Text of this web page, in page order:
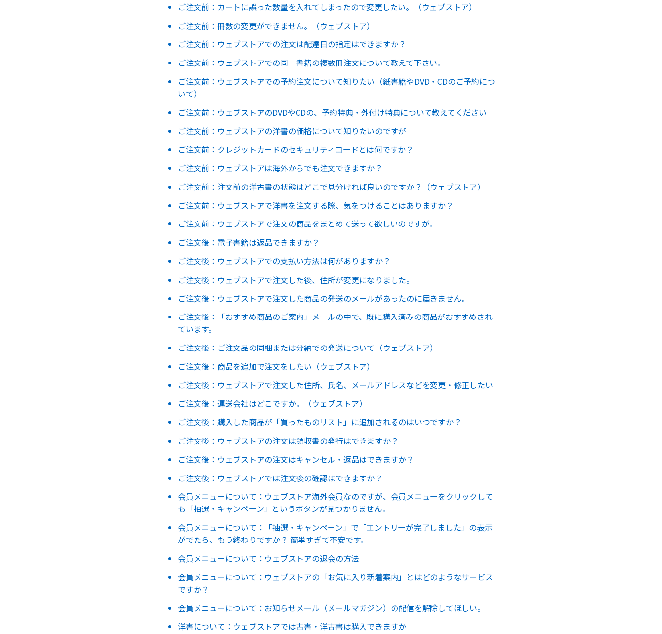
ご注文前：カートに誤った数量を入れてしまったので変更したい。（ウェブストア）
ご注文前：冊数の変更ができません。（ウェブストア）
ご注文前：ウェブストアでの注文は配達日の指定はできますか？
ご注文前：ウェブストアでの同一書籍の複数冊注文について教えて下さい。
ご注文前：ウェブストアでの予約注文について知りたい（紙書籍やDVD・CDのご予約につ
いて）
ご注文前：ウェブストアのDVDやCDの、予約特典・外付け特典について教えてください
ご注文前：ウェブストアの洋書の価格について知りたいのですが
ご注文前：クレジットカードのセキュリティコードとは何ですか？
ご注文前：ウェブストアは海外からでも注文できますか？
ご注文前：注文前の洋古書の状態はどこで見分ければ良いのですか？（ウェブストア）
ご注文前：ウェブストアで洋書を注文する際、気をつけることはありますか？
ご注文前：ウェブストアで注文の商品をまとめて送って欲しいのですが。
ご注文後：電子書籍は返品できますか？
ご注文後：ウェブストアでの支払い方法は何がありますか？
ご注文後：ウェブストアで注文した後、住所が変更になりました。
ご注文後：ウェブストアで注文した商品の発送のメールがあったのに届きません。
ご注文後：「おすすめ商品のご案内」メールの中で、既に購入済みの商品がおすすめされ
ています。
ご注文後：ご注文品の同梱または分納での発送について（ウェブストア）
ご注文後：商品を追加で注文をしたい（ウェブストア）
ご注文後：ウェブストアで注文した住所、氏名、メールアドレスなどを変更・修正したい
ご注文後：運送会社はどこですか。（ウェブストア）
ご注文後：購入した商品が「買ったものリスト」に追加されるのはいつですか？
ご注文後：ウェブストアの注文は領収書の発行はできますか？
ご注文後：ウェブストアの注文はキャンセル・返品はできますか？
ご注文後：ウェブストアでは注文後の確認はできますか？
会員メニューについて：ウェブストア海外会員なのですが、会員メニューをクリックして
も「抽選・キャンペーン」というボタンが見つかりません。
会員メニューについて：「抽選・キャンペーン」で「エントリーが完了しました」の表示
がでたら、もう終わりですか？ 簡単すぎて不安です。
会員メニューについて：ウェブストアの退会の方法
会員メニューについて：ウェブストアの「お気に入り新着案内」とはどのようなサービス
ですか？
会員メニューについて：お知らせメール（メールマガジン）の配信を解除してほしい。
洋書について：ウェブストアでは古書・洋古書は購入できますか